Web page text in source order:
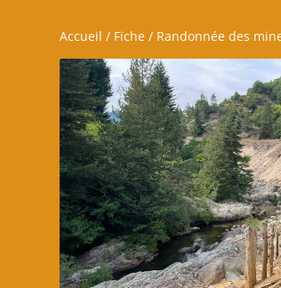
Accueil / Fiche / Randonnée des